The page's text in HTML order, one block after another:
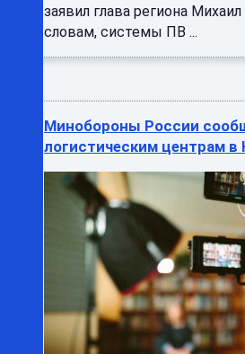
заявил глава региона
словам, системы ПВ ...
Минобороны России
логистическим центрам в